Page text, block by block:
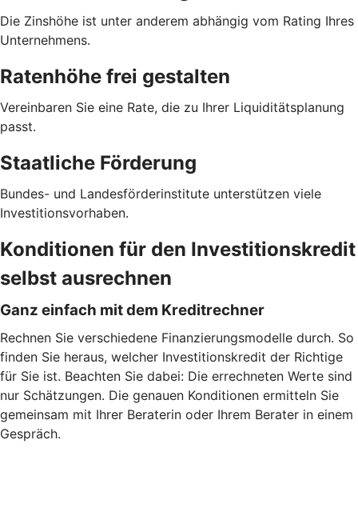
Die Zinshöhe ist unter anderem abhängig vom Rating Ihres
Unternehmens.
Ratenhöhe frei gestalten
Vereinbaren Sie eine Rate, die zu Ihrer Liquiditätsplanung
passt.
Staatliche Förderung
Bundes- und Landesförderinstitute unterstützen viele
Investitionsvorhaben.
Konditionen für den Investitionskredit
selbst ausrechnen
Ganz einfach mit dem Kreditrechner
Rechnen Sie verschiedene Finanzierungsmodelle durch. So
finden Sie heraus, welcher Investitionskredit der Richtige
für Sie ist. Beachten Sie dabei: Die errechneten Werte sind
nur Schätzungen. Die genauen Konditionen ermitteln Sie
gemeinsam mit Ihrer Beraterin oder Ihrem Berater in einem
Gespräch.